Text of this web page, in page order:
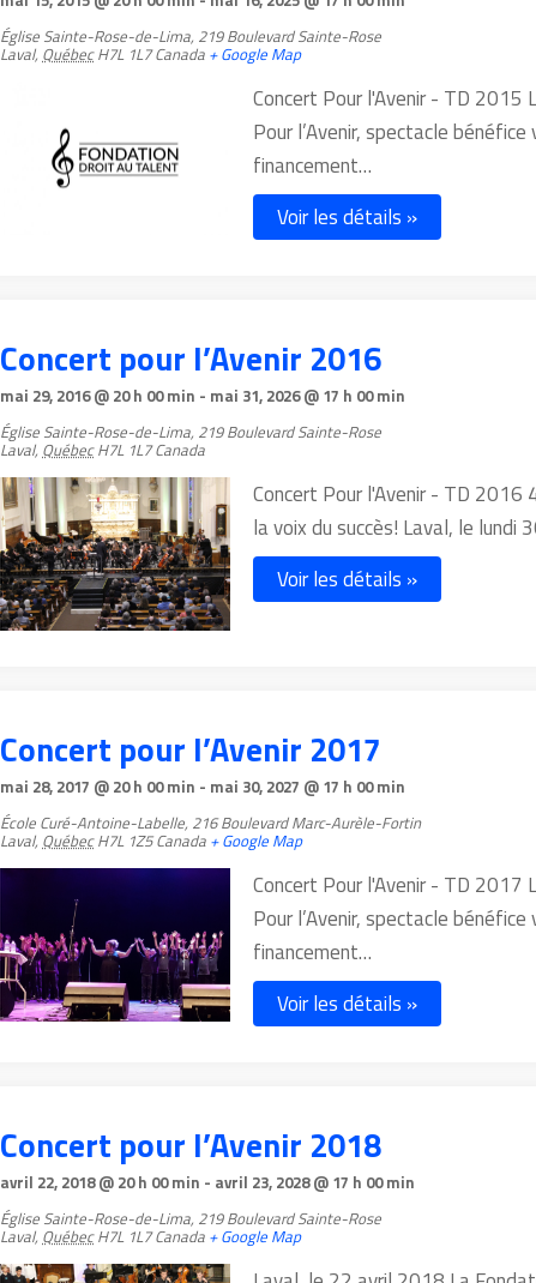
Église Sainte-Rose-de-Lima, 219 Boulevard Sainte-Rose
Laval, Québec H7L 1L7 Canada + Google Map
Concert Pour l'Avenir - TD 2015
Pour l’Avenir, spectacle
financement…
Voir les détails »
Concert pour l’Avenir 2016
mai 29, 2016 @ 20 h 00 min - mai 31, 2026 @ 17 h 00 min
Église Sainte-Rose-de-Lima, 219 Boulevard Sainte-Rose
Laval, Québec H7L 1L7 Canada
Concert Pour l'Avenir - TD 2016
la voix du succès! Laval, le lundi
Voir les détails »
Concert pour l’Avenir 2017
mai 28, 2017 @ 20 h 00 min - mai 30, 2027 @ 17 h 00 min
École Curé-Antoine-Labelle, 216 Boulevard Marc-Aurèle-Fortin
Laval, Québec H7L 1Z5 Canada + Google Map
Concert Pour l'Avenir - TD 2017
Pour l’Avenir, spectacle
financement…
Voir les détails »
Concert pour l’Avenir 2018
avril 22, 2018 @ 20 h 00 min - avril 23, 2028 @ 17 h 00 min
Église Sainte-Rose-de-Lima, 219 Boulevard Sainte-Rose
Laval, Québec H7L 1L7 Canada + Google Map